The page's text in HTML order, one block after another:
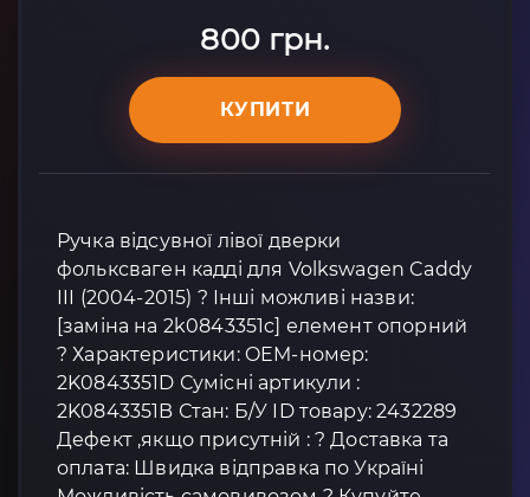
800 грн.
КУПИТИ
Ручка відсувної лівої дверки
фольксваген кадді для Volkswagen Caddy
III (2004-2015) ? Інші можливі назви:
[заміна на 2k0843351c] елемент опорний
? Характеристики: OEM-номер:
2K0843351D Сумісні артикули :
2K0843351B Стан: Б/У ID товару: 2432289
Дефект ,якщо присутній : ? Доставка та
оплата: Швидка відправка по Україні